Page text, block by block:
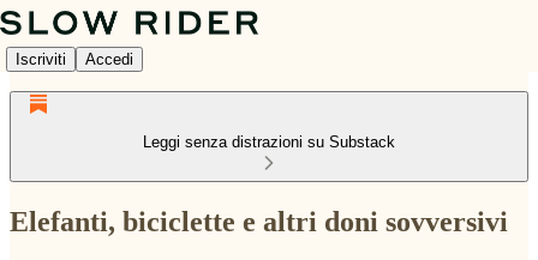
Iscriviti Accedi
Leggi senza distrazioni su Substack
Elefanti, biciclette e altri doni sovversivi